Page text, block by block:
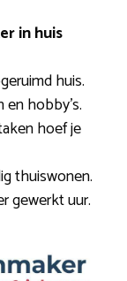
in huis
huis.
hobby’s.
hoef je
thuiswonen.
gewerkt uur.